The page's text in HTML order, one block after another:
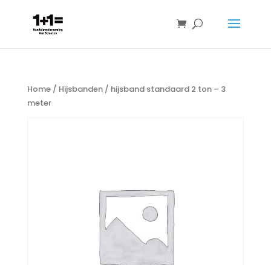
Home/ Hijsbanden/ hijsband standaard 2 ton – 3
meter